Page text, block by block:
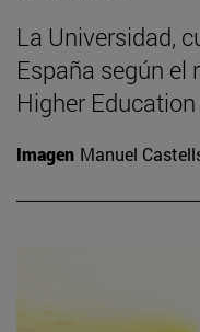
La Universidad,
España según el
Higher Education
Imagen Manuel